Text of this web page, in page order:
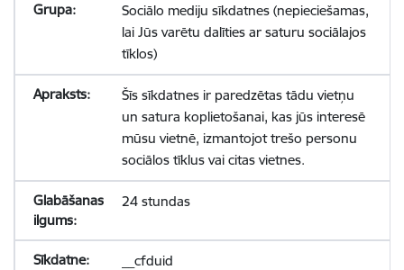
Sociālo mediju sīkdatnes (nepieciešamas,
lai Jūs varētu dalīties ar saturu sociālajos
tīklos)
Šīs sīkdatnes ir paredzētas tādu vietņu
un satura koplietošanai, kas jūs interesē
mūsu vietnē, izmantojot trešo personu
sociālos tīklus vai citas vietnes.
24 stundas
__cfduid